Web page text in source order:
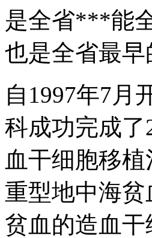
是全省***能
也是全省最
自1997年7月
科成功完成
血干细胞移
重型地中海
贫血的造血